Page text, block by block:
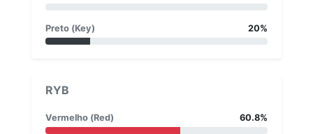
Preto (Key) 20%
RYB
Vermelho (Red) 60.8%